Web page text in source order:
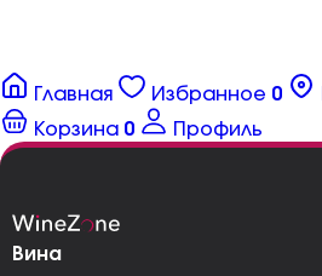
Главная Избранное 0
Корзина 0 Профиль
Вина